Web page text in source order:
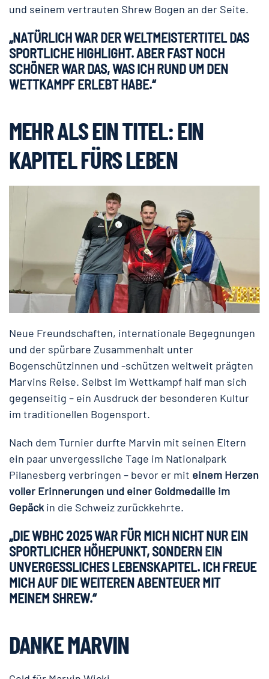
und seinem vertrauten Shrew Bogen an der Seite.
„NATÜRLICH WAR DER WELTMEISTERTITEL DAS
SPORTLICHE HIGHLIGHT. ABER FAST NOCH
SCHÖNER WAR DAS, WAS ICH RUND UM DEN
WETTKAMPF ERLEBT HABE.“
MEHR ALS EIN TITEL: EIN
KAPITEL FÜRS LEBEN
Neue Freundschaften, internationale Begegnungen
und der spürbare Zusammenhalt unter
Bogenschützinnen und -schützen weltweit prägten
Marvins Reise. Selbst im Wettkampf half man sich
gegenseitig – ein Ausdruck der besonderen Kultur
im traditionellen Bogensport.
Nach dem Turnier durfte Marvin mit seinen Eltern
ein paar unvergessliche Tage im Nationalpark
Pilanesberg verbringen – bevor er mit einem Herzen
voller Erinnerungen und einer Goldmedaille im
Gepäck in die Schweiz zurückkehrte.
„DIE WBHC 2025 WAR FÜR MICH NICHT NUR EIN
SPORTLICHER HÖHEPUNKT, SONDERN EIN
UNVERGESSLICHES LEBENSKAPITEL. ICH FREUE
MICH AUF DIE WEITEREN ABENTEUER MIT
MEINEM SHREW.“
DANKE MARVIN